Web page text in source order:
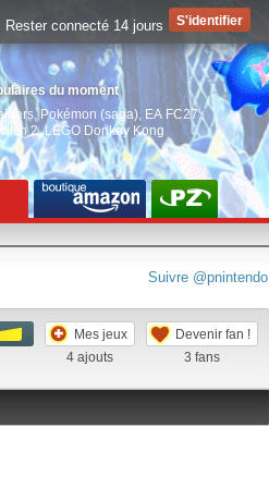
du moment
, Pokémon (saga) EA FC27,
2,LEGO Donkey Kong
Suivre @pnintendo
Mes jeux
4 ajouts
Devenir fan !
3 fans
Rester connecté 14 jours